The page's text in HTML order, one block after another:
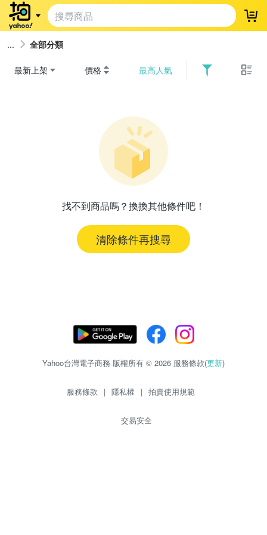
登
全部分類
最新上架 價格 最高人氣
找不到商品嗎？換換其他條件吧！
清除條件再搜尋
Yahoo台灣電子商務 版權所有 © 2026 服務條款(更新)
服務條款 | 隱私權 | 拍賣使用規範
交易安全